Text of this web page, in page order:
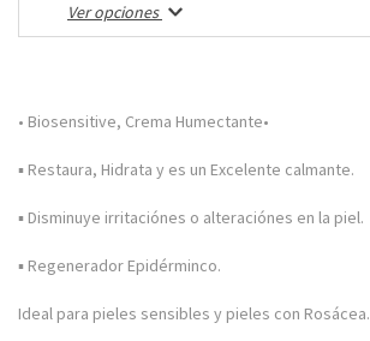
Ver opciones
• Biosensitive, Crema Humectante•
▪️ Restaura, Hidrata y es un Excelente calmante.
▪️ Disminuye irritaciónes o alteraciónes en la piel.
▪️ Regenerador Epidérminco.
Ideal para pieles sensibles y pieles con Rosácea.